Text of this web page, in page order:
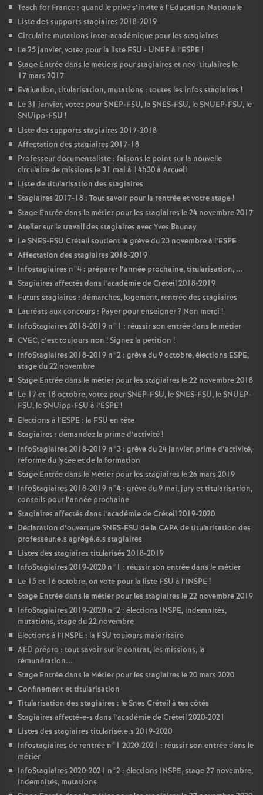
Teach for France : quand le privé s’invite à l’Education Nationale
Liste des supports stagiaires 2018-2019
Circulaire mutations inter-académique pour les stagiaires
Le 25 janvier, votez pour la liste FSU - UNEFà l’ESPE !
Stage Entrée dans le métiers pour stagiaires et néo-titulaires le
17 mars 2017
Evaluation, titularisation, mutations : toutes les infos stagiaires !
Le 31 janvier, votez pourSNEP-FSU, leSNES-FSU, leSNUEP-FSU, le
SNUipp-FSU !
Liste des supports stagiaires 2017-2018
Affectation des stagiaires 2017-18
Professeur documentaliste : faisons le point sur la nouvelle
circulaire de missions le 31 mai à 14h30 à Arcueil
Liste de titularisation des stagiaires
Stagiaires 2017-18 : Tout savoir pour la rentrée et votre stage!
Stage Entrée dans le métier pour les stagiaires le 24 novembre 2017
Atelier sur le travail des stagiaires avec Yves Baunay
LeSNES-FSU Créteil soutient la grève du 23 novembre à l’ESPE
Affectation des stagiaires 2018-2019
Infostagiaires n°4 : préparer l’année prochaine, titularisation, ...
Stagiaires affectés dans l’académie de Créteil 2018-2019
Futurs stagiaires : démarches, logement, rentrée des stagiaires
Lauréats aux concours : Payer pour enseigner? Non merci !
InfoStagiaires 2018-2019 n°1 : réussir son entrée dans le métier
CVEC, c’est toujours non ! Signez la pétition !
InfoStagiaires 2018-2019 n°2 : grève du 9 octobre, élections ESPE,
stage du 22 novembre
Stage Entrée dans le métier pour les stagiaires le 22 novembre 2018
Le 17 et 18 octobre, votez pourSNEP-FSU, leSNES-FSU, leSNUEP-
FSU, le SNUipp-FSU à l’ESPE !
Elections à l’ESPE : la FSU en tête
Stagiaires : demandez la prime d’activité!
InfoStagiaires 2018-2019 n°3 : grève du 24 janvier, prime d’activité,
réforme du lycée et de la formation
Stage Entrée dans le Métier pour les stagiaires le 26 mars 2019
InfoStagiaires 2018-2019 n°4 : grève du 9 mai, jury et titularisation,
conseils pour l’année prochaine
Stagiaires affectés dans l’académie de Créteil 2019-2020
Déclaration d’ouvertureSNES-FSU de la CAPAde titularisation des
professeur.e.s agrégé.e.s stagiaires
Listes des stagiaires titularisés 2018-2019
InfoStagiaires 2019-2020 n°1 : réussir son entrée dans le métier
Le 15 et 16 octobre, on vote pour la liste FSU à l’INSPE !
Stage Entrée dans le métier pour les stagiaires le 22 novembre 2019
InfoStagiaires 2019-2020 n°2 : élections INSPE, indemnités,
mutations, stage du 22 novembre
Elections à l’INSPE : la FSU toujours majoritaire
AED prépro : tout savoir sur le contrat, les missions, la
rémunération...
Stage Entrée dans le Métier pour les stagiaires le 20 mars 2020
Confinement et titularisation
Titularisation des stagiaires : le Snes Créteil à tes côtés
Stagiaires affecté-e-s dans l’académie de Créteil 2020-2021
Listes des stagiaires titularisé.e.s 2019-2020
Infostagiaires de rentrée n°1 2020-2021 : réussir son entrée dans le
métier
InfoStagiaires 2020-2021 n°2 : élections INSPE, stage 27 novembre,
indemnités, mutations